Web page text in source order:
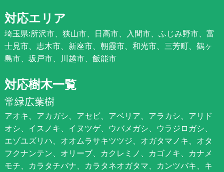
対応エリア
埼玉県:所沢市、狭山市、日高市、入間市、ふじみ野市、富
士見市、志木市、新座市、朝霞市、和光市、三芳町、鶴ヶ
島市、坂戸市、川越市、飯能市
対応樹木一覧
常緑広葉樹
アオキ、アカガシ、アセビ、アベリア、アラカシ、アリド
オシ、イスノキ、イヌツゲ、ウバメガシ、ウラジロガシ、
エゾユズリハ、オオムラサキツツジ、オガタマノキ、オタ
フクナンテン、オリーブ、カクレミノ、カゴノキ、カナメ
モチ、カラタチバナ、カラタネオガタマ、カンツバキ、キ